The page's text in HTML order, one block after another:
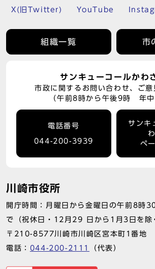
X(旧Twitter) YouTube
組織一覧 市
サンキューコールかわ
市政に関するお問い合わせ、ご意
（午前8時から午後9時 年中
電話番号
044-200-3939
サンキ
ペ
川崎市役所
開庁時間：月曜日から金曜日の午前8時
で（祝休日・12月29 日から1月3日を除
〒210-8577川崎市川崎区宮本町1番地
電話： 044-200-2111 （代表）